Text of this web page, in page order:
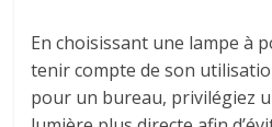
En choisissant une lampe à
tenir compte de son
pour un bureau, privilégiez